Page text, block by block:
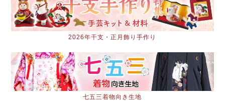
2026年干支・正月飾り手作り
七五三着物向き生地